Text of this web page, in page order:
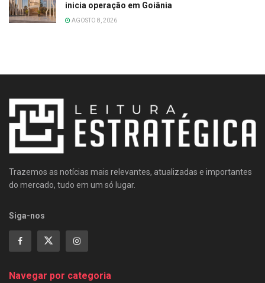
inicia operação em Goiânia
AGOSTO 8, 2026
Trazemos as notícias mais relevantes, atualizadas e importantes
do mercado, tudo em um só lugar.
Siga-nos
Navegar por categoria